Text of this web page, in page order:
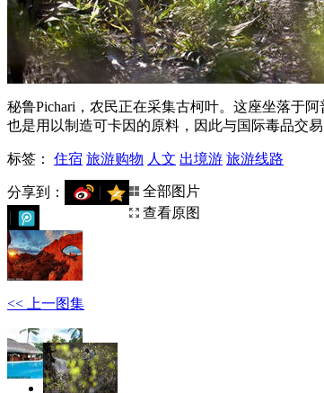
秘鲁Pichari，农民正在采集古柯叶。这座坐落于
也是用以制造可卡因的原料，因此与国际毒品交易
标签： 住宿 旅游购物 人文 出境游 旅游线路
分享到：
全部图片
查看原图
<< 上一图集